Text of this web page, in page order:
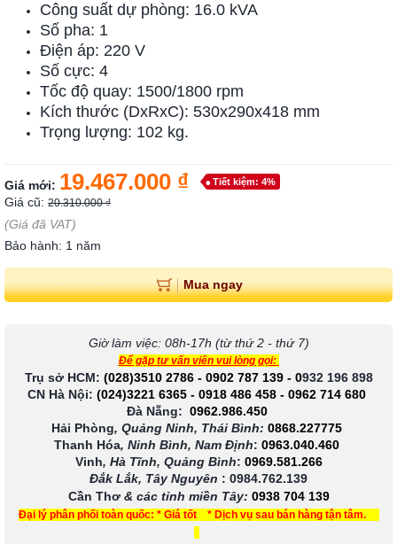
Công suất dự phòng: 16.0 kVA
Số pha: 1
Điện áp: 220 V
Số cực: 4
Tốc độ quay: 1500/1800 rpm
Kích thước (DxRxC): 530x290x418 mm
Trọng lượng: 102 kg.
Giá mới: 19.467.000 ₫ Tiết kiệm: 4%
Giá cũ: 20.310.000 ₫
(Giá đã VAT)
Bảo hành: 1 năm
Mua ngay
Giờ làm việc: 08h-17h (từ thứ 2 - thứ 7)
Để gặp tư vấn viên vui lòng gọi:
Trụ sở HCM: (028)3510 2786 - 0902 787 139- 0932 196 898
CN Hà Nội: (024)3221 6365 - 0918 486 458 - 0962 714 680
Đà Nẵng: 0962.986.450
Hải Phòng, Quảng Ninh, Thái Bình: 0868.227775
Thanh Hóa, Ninh Bình, Nam Định: 0963.040.460
Vinh, Hà Tĩnh, Quảng Bình: 0969.581.266
Đắk Lắk, Tây Nguyên : 0984.762.139
Cần Thơ & các tỉnh miền Tây: 0938 704 139
Đại lý phân phối toàn quốc: * Giá tốt * Dịch vụ sau bán hàng tận tâm.